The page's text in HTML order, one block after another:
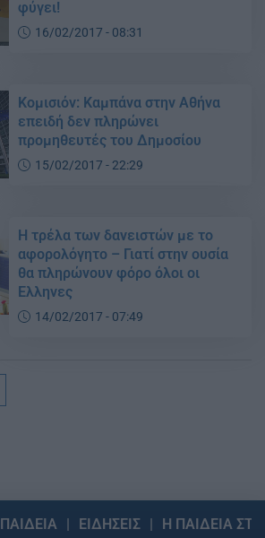
φύγει!
16/02/2017 - 08:31
Κομισιόν: Καμπάνα στην Αθήνα
επειδή δεν πληρώνει
προμηθευτές του Δημοσίου
15/02/2017 - 22:29
Η τρέλα των δανειστών με το
αφορολόγητο – Γιατί στην ουσία
θα πληρώνουν φόρο όλοι οι
Ελληνες
14/02/2017 - 07:49
ΠΑΙΔΕΙΑ ΕΙΔΗΣΕΙΣ Η ΠΑΙΔΕΙΑ